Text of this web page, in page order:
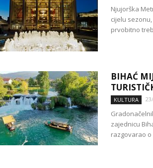
Njujorška
cijelu
prvobitno
BIHAĆ
KULTURA
zajednicu
razgovarao